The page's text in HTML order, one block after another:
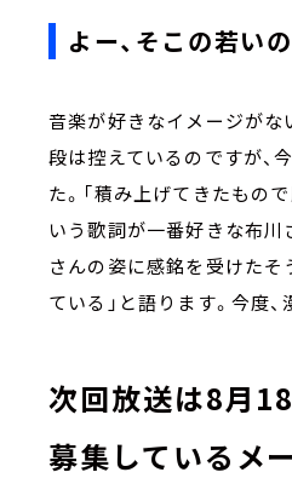
よー、そこの若いの
音楽が好きなイメージがな
段は控えているのですが、
た。「積み上げてきたもの
いう歌詞が一番好きな布川
さんの姿に感銘を受けたそ
ている」と語ります。今度
次回放送は8月18
募集しているメ